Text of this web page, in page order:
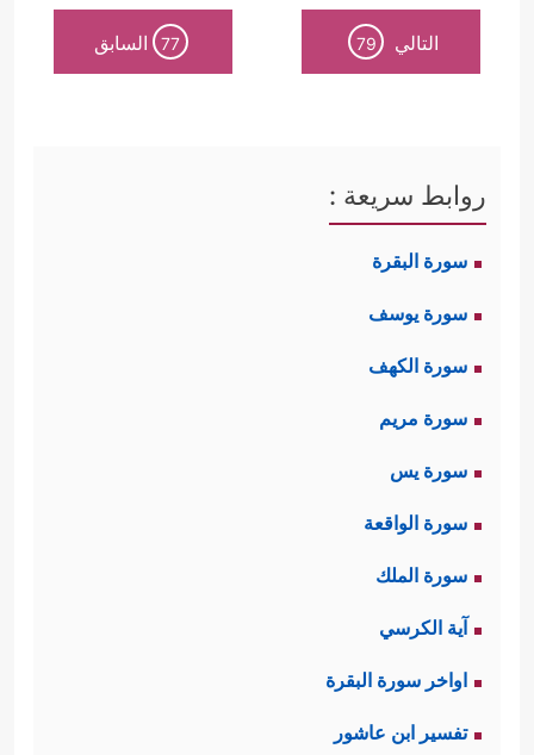
التالي 79
77 السابق
روابط سريعة :
سورة البقرة
سورة يوسف
سورة الكهف
سورة مريم
سورة يس
سورة الواقعة
سورة الملك
آية الكرسي
اواخر سورة البقرة
تفسير ابن عاشور